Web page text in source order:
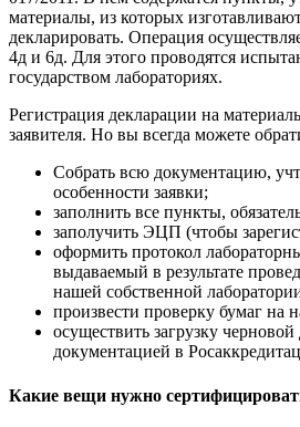
материалы, из которых
декларировать. Операция
4д и 6д. Для этого проводятся
государством лабораториях.
Регистрация декларации на
заявителя. Но вы всегда можете
Собрать всю документацию,
особенности заявки;
заполнить все пункты,
заполучить ЭЦП (чтобы
оформить протокол
выдаваемый в результате
нашей собственной
произвести проверку бумаг на
осуществить загрузку
документацией в
Какие вещи нужно